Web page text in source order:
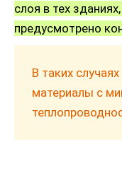
слоя в тех
предусмотрено
В таких
материалы с